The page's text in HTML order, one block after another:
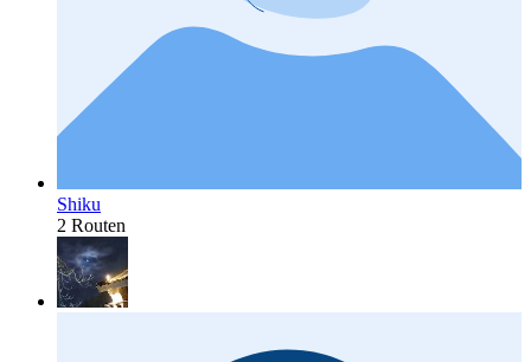
Shiku
2 Routen